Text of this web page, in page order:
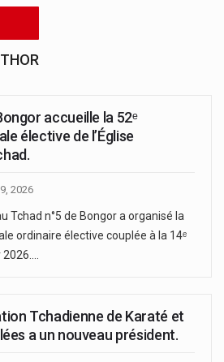
accueille la 52ᵉ
élective de l’Église
2026
Tchad n°5 de Bongor a organisé la
ordinaire élective couplée à la 14ᵉ
Tchadienne de Karaté et
a un nouveau président.